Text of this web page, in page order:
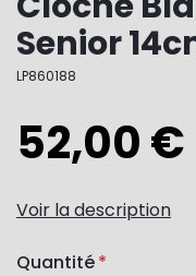
Senior
LP860188
52,00 €
Voir la description
Quantité